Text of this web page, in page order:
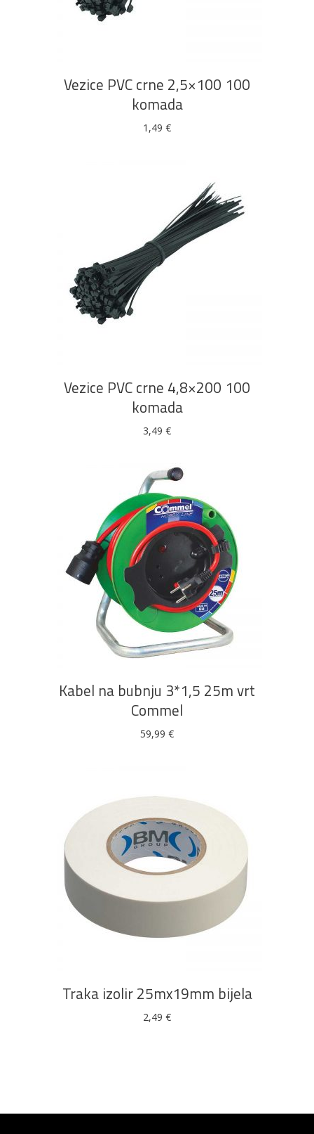
DODAJ U KOŠARICU
Vezice PVC crne 2,5×100 100
komada
1,49 €
DODAJ U KOŠARICU
Vezice PVC crne 4,8×200 100
komada
3,49 €
DODAJ U KOŠARICU
Kabel na bubnju 3*1,5 25m vrt
Commel
59,99 €
Traka izolir 25mx19mm bijela
2,49 €